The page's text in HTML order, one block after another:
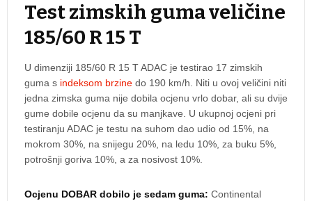
Test zimskih guma veličine
185/60 R 15 T
U dimenziji 185/60 R 15 T ADAC je testirao 17 zimskih
guma s indeksom brzine do 190 km/h. Niti u ovoj veličini niti
jedna zimska guma nije dobila ocjenu vrlo dobar, ali su dvije
gume dobile ocjenu da su manjkave. U ukupnoj ocjeni pri
testiranju ADAC je testu na suhom dao udio od 15%, na
mokrom 30%, na snijegu 20%, na ledu 10%, za buku 5%,
potrošnji goriva 10%, a za nosivost 10%.
Ocjenu DOBAR dobilo je sedam guma: Continental